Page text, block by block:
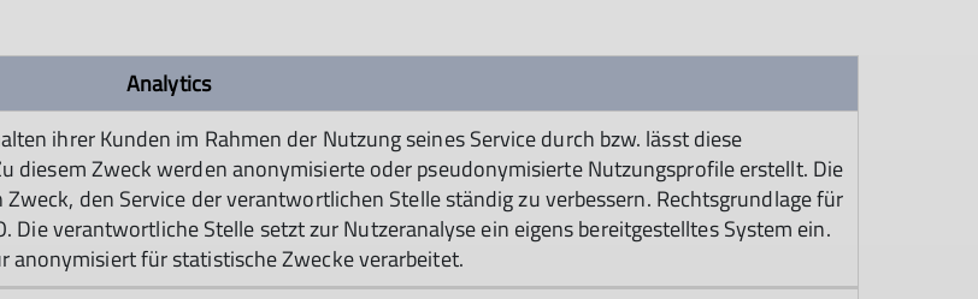
Analytics
ihrer Kunden im Rahmen der Nutzung seines Service durch bzw. lässt diese
diesem Zweck werden anonymisierte oder pseudonymisierte Nutzungsprofile erstellt. Die
den Service der verantwortlichen Stelle ständig zu verbessern. Rechtsgrundlage für
Die verantwortliche Stelle setzt zur Nutzeranalyse ein eigens bereitgestelltes System ein.
anonymisiert für statistische Zwecke verarbeitet.